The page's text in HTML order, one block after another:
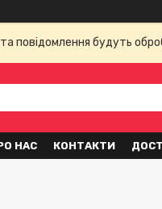
повідомлення будуть
НАС КОНТАКТИ